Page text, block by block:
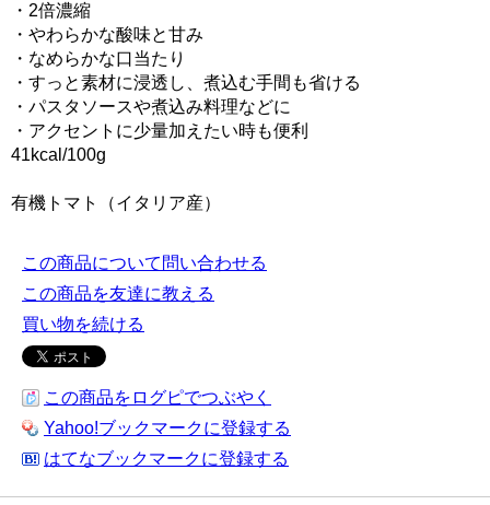
・2倍濃縮
・やわらかな酸味と甘み
・なめらかな口当たり
・すっと素材に浸透し、煮込む手間も省ける
・パスタソースや煮込み料理などに
・アクセントに少量加えたい時も便利
41kcal/100g
有機トマト（イタリア産）
この商品について問い合わせる
この商品を友達に教える
買い物を続ける
この商品をログピでつぶやく
Yahoo!ブックマークに登録する
はてなブックマークに登録する